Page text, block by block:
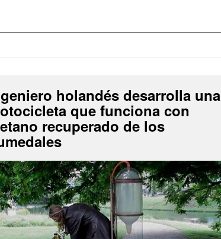
holandés desarrolla una
que funciona con
recuperado de los